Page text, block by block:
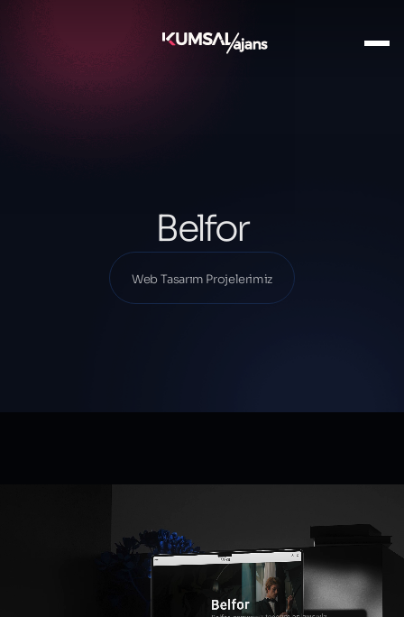
Projelerimiz
Web Tasarım Projelerimiz
Belfor
Web Tasarım Projelerimiz